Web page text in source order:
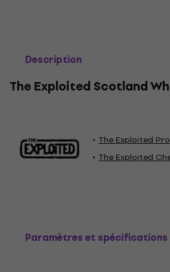
Description
The Exploited Scotland
The Exploited
The Exploited
Paramètres et spécifications